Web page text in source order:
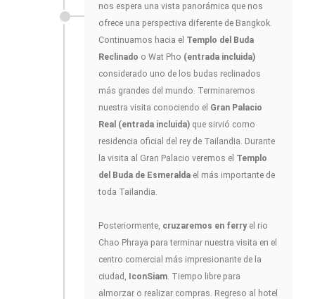
nos espera una vista panorámica que nos
ofrece una perspectiva diferente de Bangkok.
Continuamos hacia el Templo del Buda
Reclinado o Wat Pho (entrada incluida)
considerado uno de los budas reclinados
más grandes del mundo. Terminaremos
nuestra visita conociendo el Gran Palacio
Real (entrada incluida) que sirvió como
residencia oficial del rey de Tailandia. Durante
la visita al Gran Palacio veremos el Templo
del Buda de Esmeralda el más importante de
toda Tailandia.
Posteriormente, cruzaremos en ferry el rio
Chao Phraya para terminar nuestra visita en el
centro comercial más impresionante de la
ciudad, IconSiam . Tiempo libre para
almorzar o realizar compras. Regreso al hotel